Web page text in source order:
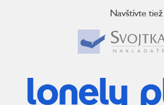
Navštívte tiež